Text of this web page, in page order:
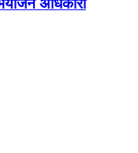
अधिकारी